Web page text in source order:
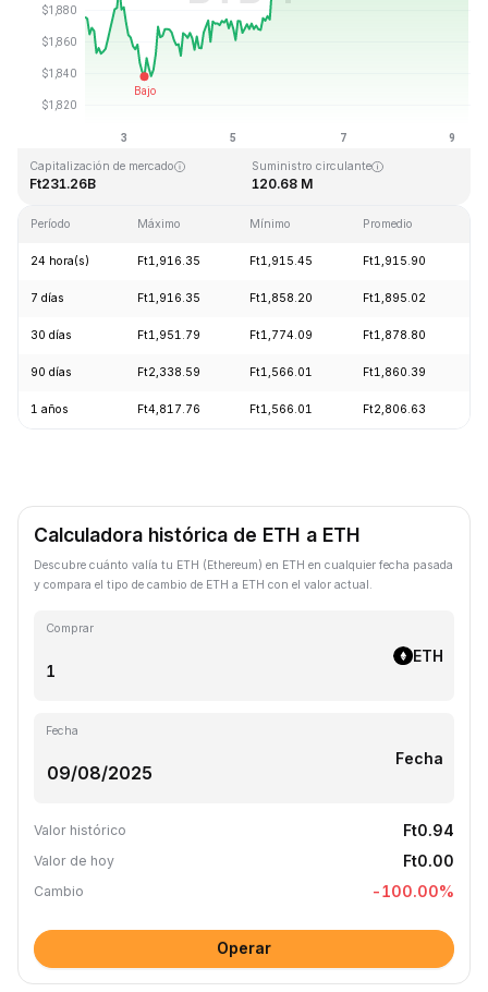
Última actualización: 2026-08-09, 06:42 GMT+0
Capitalización de mercado
Ft231.26B
Suministro circulante
120.68 M
Período Máximo Mínimo Promedio
24 hora(s) Ft1,916.35 Ft1,915.45 Ft1,915.90
7 días Ft1,916.35 Ft1,858.20 Ft1,895.02
30 días Ft1,951.79 Ft1,774.09 Ft1,878.80
90 días Ft2,338.59 Ft1,566.01 Ft1,860.39
1 años Ft4,817.76 Ft1,566.01 Ft2,806.63
Calculadora histórica de ETH a ETH
Descubre cuánto valía tu ETH (Ethereum) en ETH en cualquier fecha pasada
y compara el tipo de cambio de ETH a ETH con el valor actual.
Comprar
ETH
Fecha
Fecha
Valor histórico Ft0.94
Valor de hoy Ft0.00
Cambio -100.00%
Operar